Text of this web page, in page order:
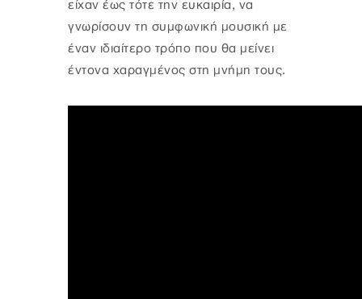
είχαν έως τότε την ευκαιρία, να
γνωρίσουν τη συμφωνική μουσική με
έναν ιδιαίτερο τρόπο που θα μείνει
έντονα χαραγμένος στη μνήμη τους.